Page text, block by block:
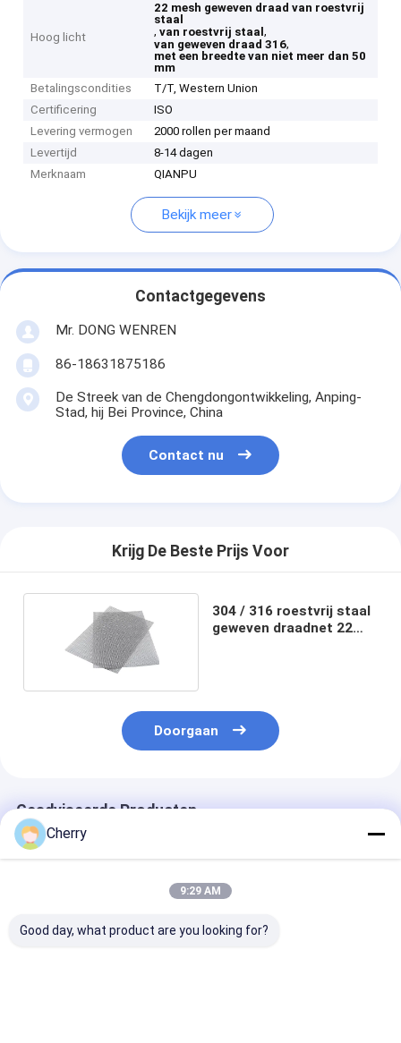
Hoog licht
22 mesh geweven draad van roestvrij
staal
,van roestvrij staal,
van geweven draad 316,
met een breedte van niet meer dan 50
mm
Betalingscondities
T/T, Western Union
Certificering
ISO
Levering vermogen
2000 rollen per maand
Levertijd
8-14 dagen
Merknaam
QIANPU
Bekijk meer
Contactgegevens
Mr. DONG WENREN
86-18631875186
De Streek van de Chengdongontwikkeling, Anping-
Stad, hij Bei Province, China
Contact nu
Krijg De Beste Prijs Voor
304 / 316 roestvrij staal
geweven draadnet 22
Doorgaan
Geadviseerde Producten
Cherry
9:29 AM
Good day, what product are you looking for?